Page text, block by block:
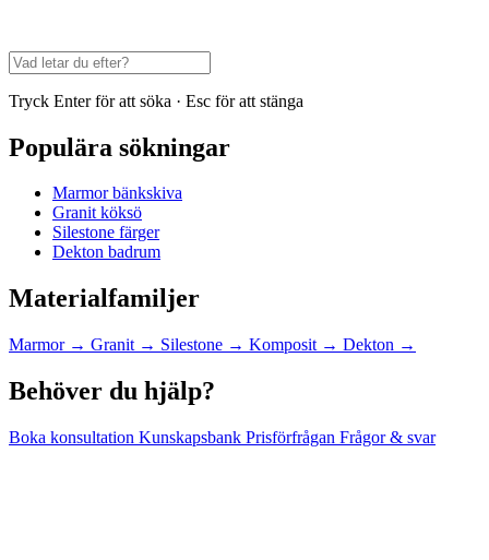
Tryck Enter för att söka · Esc för att stänga
Populära sökningar
Marmor bänkskiva
Granit köksö
Silestone färger
Dekton badrum
Materialfamiljer
Marmor → Granit → Silestone → Komposit → Dekton →
Behöver du hjälp?
Boka konsultation Kunskapsbank Prisförfrågan Frågor & svar